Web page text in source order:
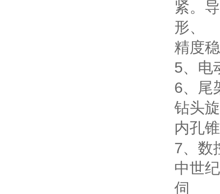
紧。
形、
精度
5、电
6、尾
钻头
内孔
7、数
中世
伺